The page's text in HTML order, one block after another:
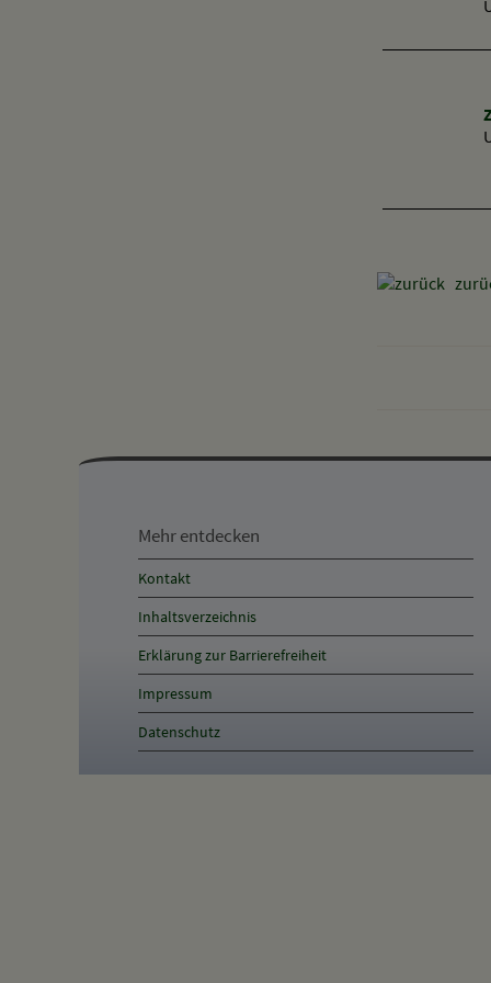
entdecken,
Öffnungszeiten
und
Anschrift
und
Kontakt
Mehr entdecken
Kontakt
Inhaltsverzeichnis
Erklärung zur Barrierefreiheit
Impressum
Datenschutz